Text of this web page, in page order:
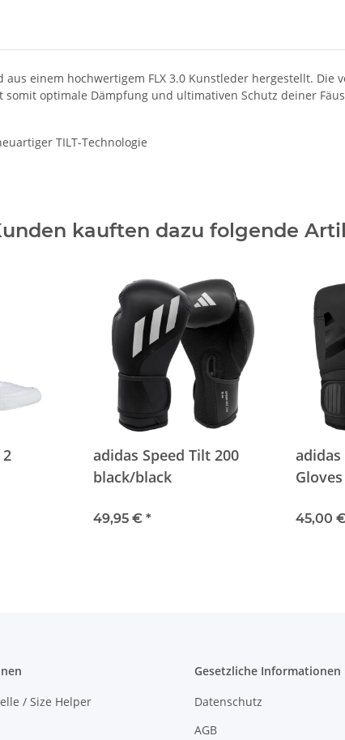
aus einem hochwertigem FLX 3.0 Kunstleder hergestellt.
optimale Dämpfung und ultimativen Schutz deiner
TILT-Technologie
kauften dazu folgende
adidas Speed Tilt 200
black/black
49,95 € * 45,00
/ Size Helper
Gesetzliche Informationen
Datenschutz
AGB